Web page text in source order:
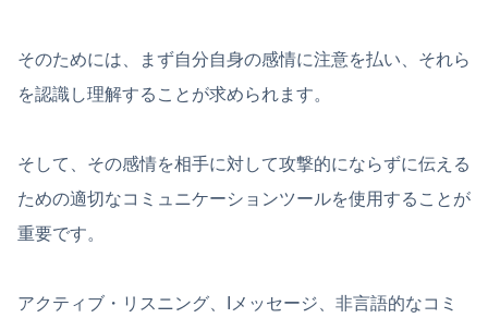
そのためには、まず自分自身の感情に注意を払い、それら
を認識し理解することが求められます。
そして、その感情を相手に対して攻撃的にならずに伝える
ための適切なコミュニケーションツールを使用することが
重要です。
アクティブ・リスニング、Iメッセージ、非言語的なコミ